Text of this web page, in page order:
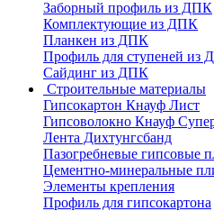
Заборный профиль из ДПК
Комплектующие из ДПК
Планкен из ДПК
Профиль для ступеней из
Сайдинг из ДПК
Строительные материалы
Гипсокартон Кнауф Лист
Гипсоволокно Кнауф
Лента Дихтунгсбанд
Пазогребневые гипсовые
Цементно-минеральные
Элементы крепления
Профиль для гипсокартона